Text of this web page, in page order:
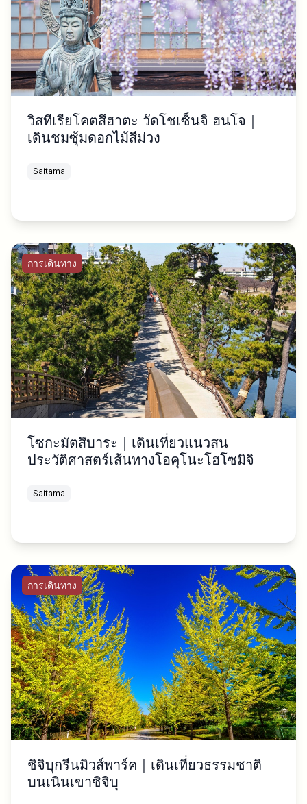
วิสทีเรียโคตสึฮาตะ วัดโชเซ็นจิ ฮนโจ｜
เดินชมซุ้มดอกไม้สีม่วง
Saitama
การเดินทาง
โซกะมัตสึบาระ｜เดินเที่ยวแนวสน
ประวัติศาสตร์เส้นทางโอคุโนะโฮโซมิจิ
Saitama
การเดินทาง
ชิจิบุกรีนมิวส์พาร์ค｜เดินเที่ยวธรรมชาติ
บนเนินเขาชิจิบุ